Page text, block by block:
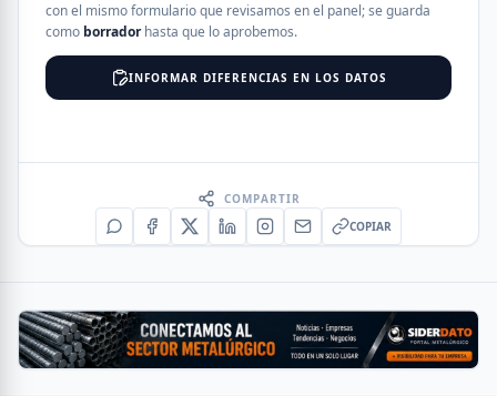
con el mismo formulario que revisamos en el panel; se guarda
como borradorhasta que lo aprobemos.
INFORMAR DIFERENCIAS EN LOS DATOS
COMPARTIR
COPIAR